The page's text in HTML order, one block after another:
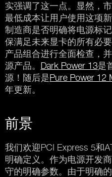
实强调了这一点。显然，
最低成本让用户使用这项
制造商是否明确将电源标
保满足未来显卡的所有必
产品组合进行全面检查，
源产品。 Dark Power 13是
源！随后是Pure Power 12
年更新。
前景
我们欢迎PCI Express 5和
明确定义。作为电源开发
守的明确参数。由于明确